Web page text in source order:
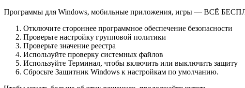
Программы для Windows, мобильные приложения, игры — ВСЁ
Отключите стороннее программное обеспечение безопасности
Проверьте настройку групповой политики
Проверьте значение реестра
Используйте проверку системных файлов
Используйте Терминал, чтобы включить или выключить защиту
Сбросьте Защитник Windows к настройкам по умолчанию.